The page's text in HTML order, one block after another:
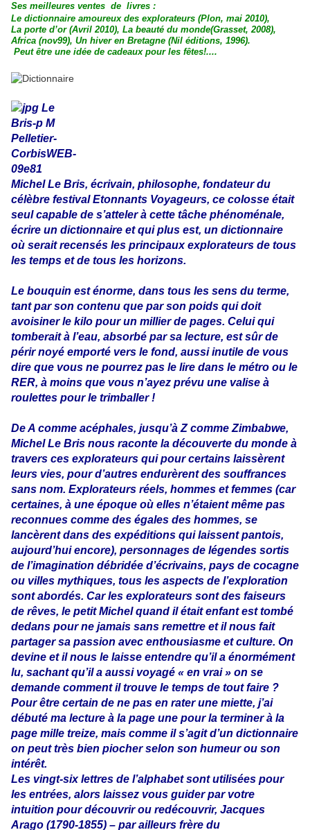
Ses meilleures ventes de livres :
Le dictionnaire amoureux des explorateurs (Plon, mai 2010),
La porte d’or (Avril 2010), La beauté du monde(Grasset, 2008),
Africa (nov99), Un hiver en Bretagne (Nil éditions, 1996).
Peut être une idée de cadeaux pour les fêtes!....
Michel Le Bris, écrivain, philosophe, fondateur du
célèbre festival Etonnants Voyageurs, ce colosse était
seul capable de s’atteler à cette tâche phénoménale,
écrire un dictionnaire et qui plus est, un dictionnaire
où serait recensés les principaux explorateurs de tous
les temps et de tous les horizons.
Le bouquin est énorme, dans tous les sens du terme,
tant par son contenu que par son poids qui doit
avoisiner le kilo pour un millier de pages. Celui qui
tomberait à l’eau, absorbé par sa lecture, est sûr de
périr noyé emporté vers le fond, aussi inutile de vous
dire que vous ne pourrez pas le lire dans le métro ou le
RER, à moins que vous n’ayez prévu une valise à
roulettes pour le trimballer !
De A comme acéphales, jusqu’à Z comme Zimbabwe,
Michel Le Bris nous raconte la découverte du monde à
travers ces explorateurs qui pour certains laissèrent
leurs vies, pour d’autres endurèrent des souffrances
sans nom. Explorateurs réels, hommes et femmes (car
certaines, à une époque où elles n’étaient même pas
reconnues comme des égales des hommes, se
lancèrent dans des expéditions qui laissent pantois,
aujourd’hui encore), personnages de légendes sortis
de l’imagination débridée d’écrivains, pays de cocagne
ou villes mythiques, tous les aspects de l’exploration
sont abordés. Car les explorateurs sont des faiseurs
de rêves, le petit Michel quand il était enfant est tombé
dedans pour ne jamais sans remettre et il nous fait
partager sa passion avec enthousiasme et culture. On
devine et il nous le laisse entendre qu’il a énormément
lu, sachant qu’il a aussi voyagé « en vrai » on se
demande comment il trouve le temps de tout faire ?
Pour être certain de ne pas en rater une miette, j’ai
débuté ma lecture à la page une pour la terminer à la
page mille treize, mais comme il s’agit d’un dictionnaire
on peut très bien piocher selon son humeur ou son
intérêt.
Les vingt-six lettres de l’alphabet sont utilisées pour
les entrées, alors laissez vous guider par votre
intuition pour découvrir ou redécouvrir, Jacques
Arago (1790-1855) – par ailleurs frère du